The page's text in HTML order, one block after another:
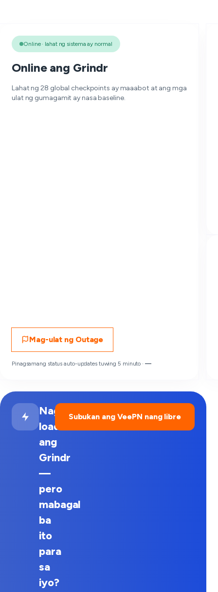
Online · lahat ng sistema ay normal
Online ang Grindr
Lahat ng 28 global checkpoints ay maaabot at ang mga
ulat ng gumagamit ay nasa baseline.
Mag-ulat ng Outage
Pinagsamang status auto-updates tuwing 5 minuto · —
Naglo-
load
ang
Grindr
—
pero
mabagal
ba
ito
para
sa
iyo?
Subukan ang VeePN nang libre